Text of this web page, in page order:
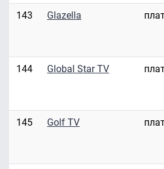
143 Glazella
144 Global Star TV
145 Golf TV